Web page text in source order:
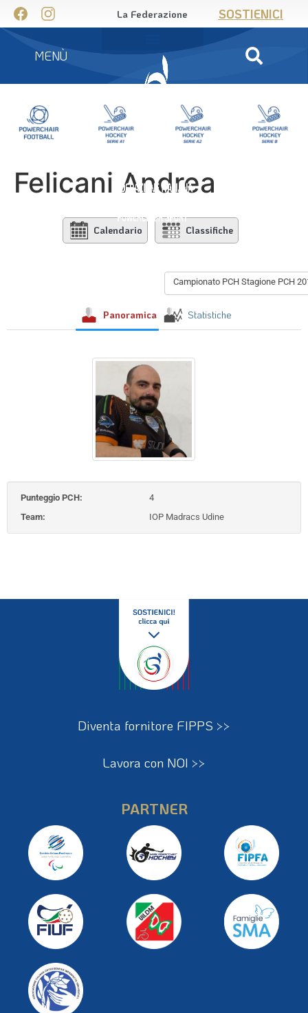
La Federazione SOSTIENICI
MENÙ
Felicani Andrea
Calendario Classifiche
Campionato PCH Stagione PCH
Panoramica Statistiche
Punteggio PCH:
4
Team:
IOP Madracs Udine
Diventa fornitore FIPPS >>
Lavora con NOI >>
PARTNER